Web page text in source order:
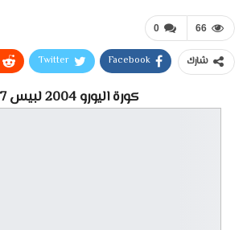
0 66
شارك Facebook
Twitter
كورة اليورو 2004 لبيس 17